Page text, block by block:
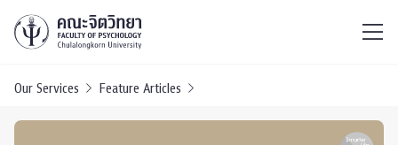
Our Services Feature Articles